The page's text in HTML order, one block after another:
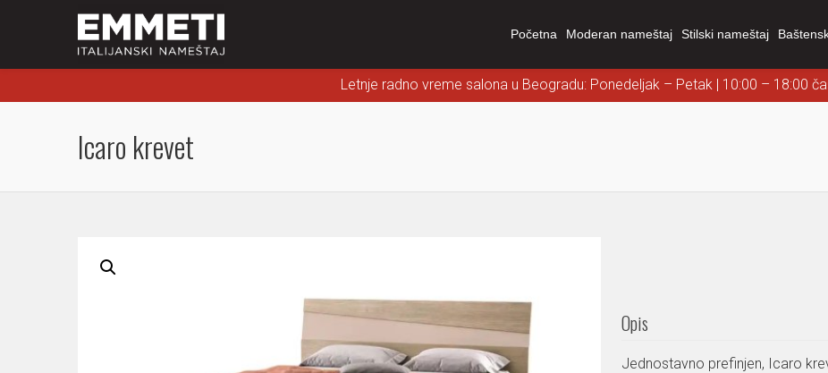
Početna Moderan nameštaj Stilski nameštaj
Letnje radno vreme salona u Beogradu: Ponedeljak – Petak | 10:00 – 18:00
Icaro krevet
Opis
Jednostavno prefinjen, Icaro